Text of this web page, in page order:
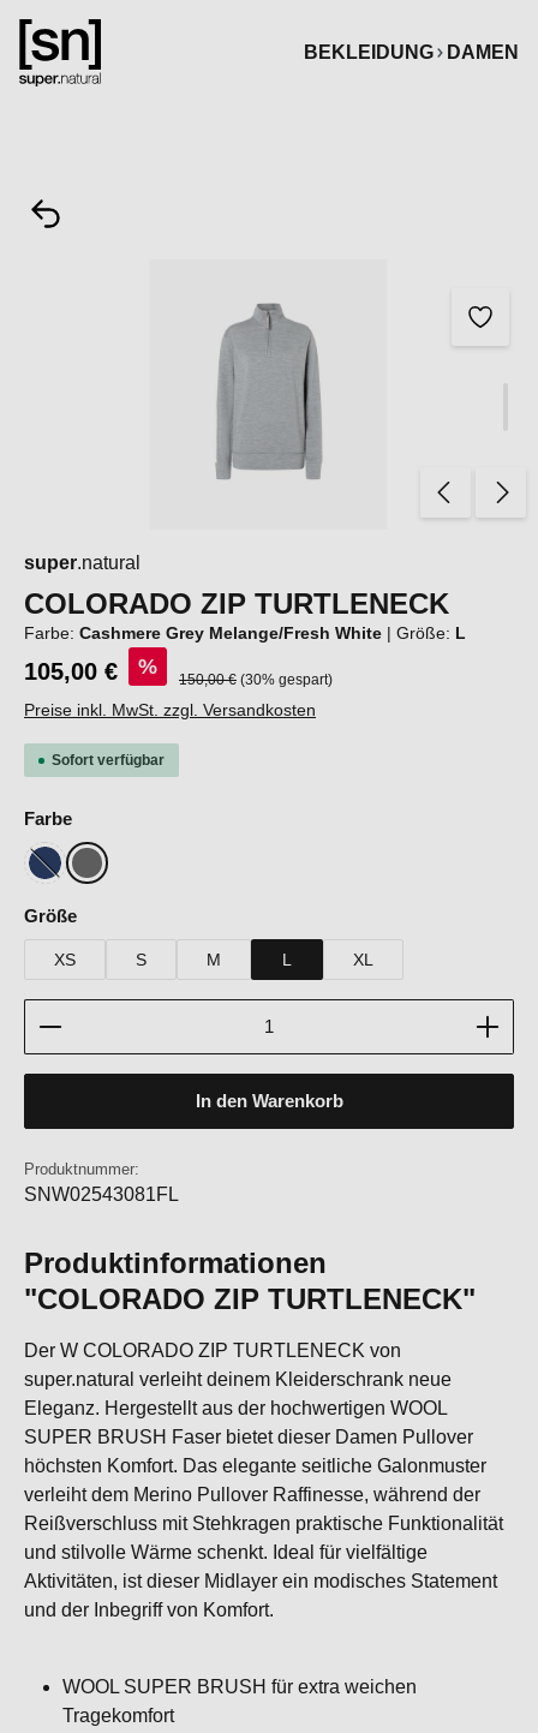
springen
BEKLEIDUNG
DAMEN
super.natural
COLORADO ZIP TURTLENECK
Farbe: Cashmere Grey Melange/Fresh White | Größe: L
105,00 € % Regulärer Preis:
150,00 € (30% gespart)
Preise inkl. MwSt. zzgl. Versandkosten
Sofort verfügbar
Farbeauswählen
Blueberry/Fresh White
(Diese Option ist zurzeit nicht verfügbar.)
Cashmere Grey Melange/Fresh White
Größeauswählen
XS S M L XL
Produkt Anzahl: Gib den gewünschten Wert ein
In den Warenkorb
Produktnummer:
SNW02543081FL
Produktinformationen
"COLORADO ZIP TURTLENECK"
Der W COLORADO ZIP TURTLENECK von
super.natural verleiht deinem Kleiderschrank neue
Eleganz. Hergestellt aus der hochwertigen WOOL
SUPER BRUSH Faser bietet dieser Damen Pullover
höchsten Komfort. Das elegante seitliche Galonmuster
verleiht dem Merino Pullover Raffinesse, während der
Reißverschluss mit Stehkragen praktische Funktionalität
und stilvolle Wärme schenkt. Ideal für vielfältige
Aktivitäten, ist dieser Midlayer ein modisches Statement
und der Inbegriff von Komfort.
WOOL SUPER BRUSH für extra weichen
Tragekomfort